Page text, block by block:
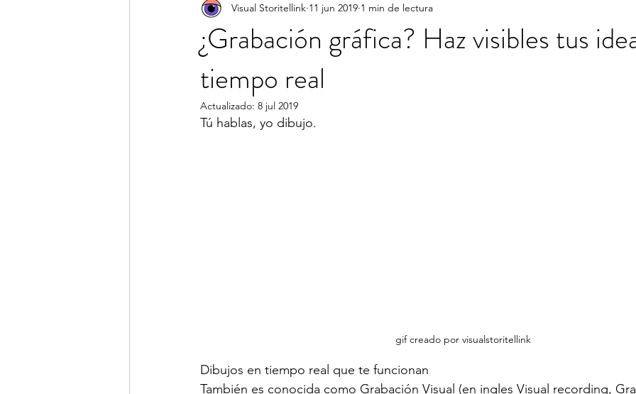
Reuniones Visuales Remotas Estilo de Vida Facilitación Gráfica
¿Grabación gráfica? Haz visibles tus
tiempo real
Visual Storitellink 11 jun 2019 1 min de lectura
Actualizado: 8 jul 2019
Tú hablas, yo dibujo.
gif creado por visualstoritellink
Dibujos en tiempo real que te funcionan
También es conocida como Grabación Visual (en ingles Visual recording,